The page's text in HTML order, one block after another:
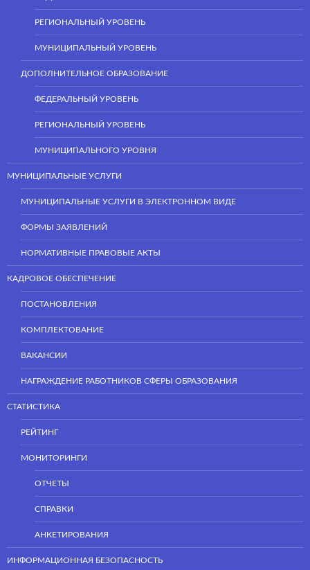
РЕГИОНАЛЬНЫЙ УРОВЕНЬ
МУНИЦИПАЛЬНЫЙ УРОВЕНЬ
ДОПОЛНИТЕЛЬНОЕ ОБРАЗОВАНИЕ
ФЕДЕРАЛЬНЫЙ УРОВЕНЬ
РЕГИОНАЛЬНЫЙ УРОВЕНЬ
МУНИЦИПАЛЬНОГО УРОВНЯ
МУНИЦИПАЛЬНЫЕ УСЛУГИ
МУНИЦИПАЛЬНЫЕ УСЛУГИ В ЭЛЕКТРОННОМ ВИДЕ
ФОРМЫ ЗАЯВЛЕНИЙ
НОРМАТИВНЫЕ ПРАВОВЫЕ АКТЫ
КАДРОВОЕ ОБЕСПЕЧЕНИЕ
ПОСТАНОВЛЕНИЯ
КОМПЛЕКТОВАНИЕ
ВАКАНСИИ
НАГРАЖДЕНИЕ РАБОТНИКОВ СФЕРЫ ОБРАЗОВАНИЯ
СТАТИСТИКА
РЕЙТИНГ
МОНИТОРИНГИ
ОТЧЕТЫ
СПРАВКИ
АНКЕТИРОВАНИЯ
ИНФОРМАЦИОННАЯ БЕЗОПАСНОСТЬ